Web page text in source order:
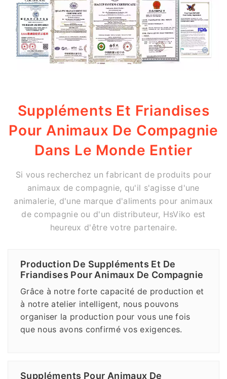
Suppléments Et Friandises
Pour Animaux De Compagnie
Dans Le Monde Entier
Si vous recherchez un fabricant de produits pour
animaux de compagnie, qu'il s'agisse d'une
animalerie, d'une marque d'aliments pour animaux
de compagnie ou d'un distributeur, HsViko est
heureux d'être votre partenaire.
Production De Suppléments Et De
Friandises Pour Animaux De Compagnie
Grâce à notre forte capacité de production et
à notre atelier intelligent, nous pouvons
organiser la production pour vous une fois
que nous avons confirmé vos exigences.
Suppléments Pour Animaux De